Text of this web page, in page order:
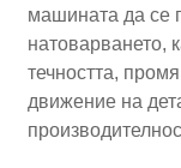
машината да се
натоварването,
течността,
движение на